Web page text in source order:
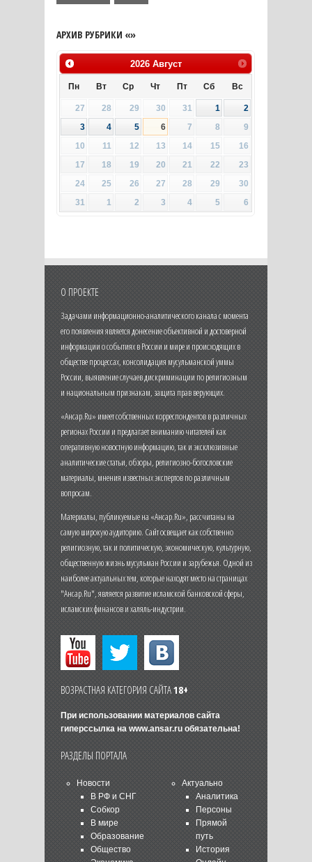
АРХИВ РУБРИКИ «»
2026 Август
Пн Вт Ср Чт Пт Сб Вс
27 28 29 30 31 1
2
3
4 5 6 7 8
9
10
11 12 13 14 15
16
17
18 19 20 21 22
23
24
25 26 27 28 29
30
31
1 2 3 4 5 6
О ПРОЕКТЕ
Задачами информационно-аналитического канала с момента
его появления является донесение объективной и достоверной
информации о событиях в России и мире и происходящих в
обществе процессах, консолидация мусульманской уммы
России, выявление случаев дискриминации по религиозным
и национальным признакам, защита прав верующих.
«Ансар.Ru» имеет собственных корреспондентов в различных
регионах России и предлагает вниманию читателей как
оперативную новостную информацию, так и эксклюзивные
аналитические статьи, обзоры, религиозно-богословские
материалы, мнения известных экспертов по различным
вопросам.
Материалы, публикуемые на «Ансар.Ru», рассчитаны на
самую широкую аудиторию. Сайт освещает как собственно
религиозную, так и политическую, экономическую, культурную,
общественную жизнь мусульман России и зарубежья. Одной из
наиболее актуальных тем, которые находят место на страницах
"Ансар.Ru", является развитие исламской банковской сферы,
исламских финансов и халяль-индустрии.
ВОЗРАСТНАЯ КАТЕГОРИЯ САЙТА18+
При использовании материалов сайта
гиперссылка на www.ansar.ruобязательна!
РАЗДЕЛЫ ПОРТАЛА
Новости
В РФ и СНГ
Собкор
В мире
Образование
Общество
Актуально
Аналитика
Персоны
Прямой
путь
История